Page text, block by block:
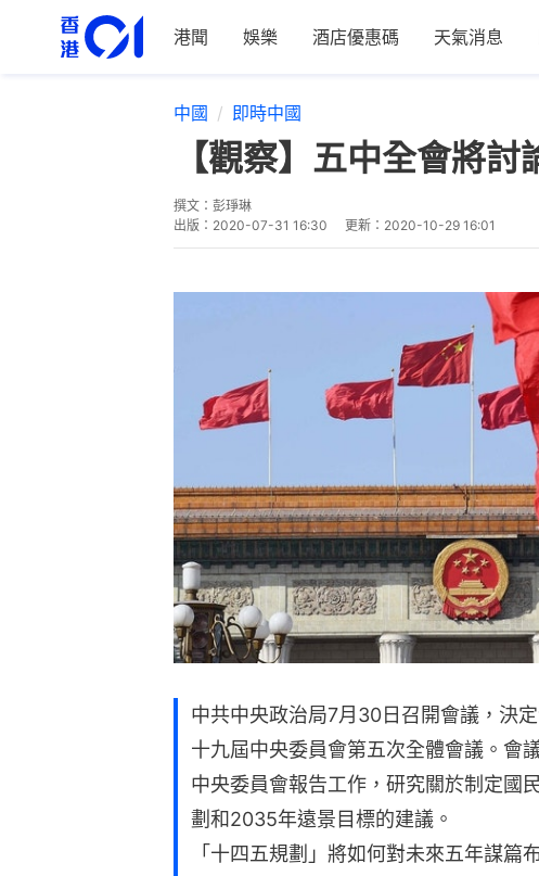
港聞 娛樂 酒店優惠碼 天氣消息
中國 即時中國
【觀察】五中全會將
撰文： 彭琤琳
出版： 2020-07-31 16:30 更新： 2020-10-29 16:01
中共中央政治局7月30日召開會議，決
十九屆中央委員會第五次全體會議。會
中央委員會報告工作，研究關於制定國
劃和2035年遠景目標的建議。
「十四五規劃」將如何對未來五年謀篇